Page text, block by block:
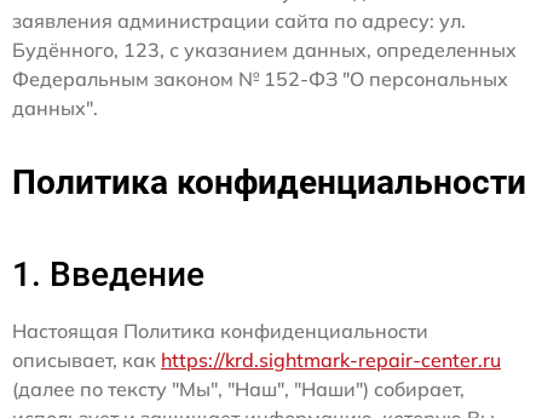
заявления администрации сайта по адресу: ул.
Будённого, 123, с указанием данных, определенных
Федеральным законом № 152-ФЗ "О персональных
данных".
Политика конфиденциальности
1. Введение
Настоящая Политика конфиденциальности
описывает, как https://krd.sightmark-repair-center.ru
(далее по тексту "Мы", "Наш", "Наши") собирает,